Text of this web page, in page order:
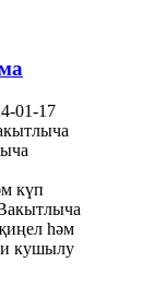
01-17
күп
һәм
кушылу